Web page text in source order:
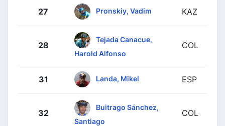
27 Pronskiy, Vadim KAZ
28
Tejada Canacue,
Harold Alfonso
COL
31 Landa, Mikel ESP
32
Buitrago Sánchez,
Santiago
COL